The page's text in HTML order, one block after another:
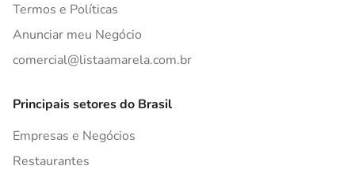
Termos e Políticas
Anunciar meu Negócio
comercial@listaamarela.com.br
Principais setores do Brasil
Empresas e Negócios
Restaurantes